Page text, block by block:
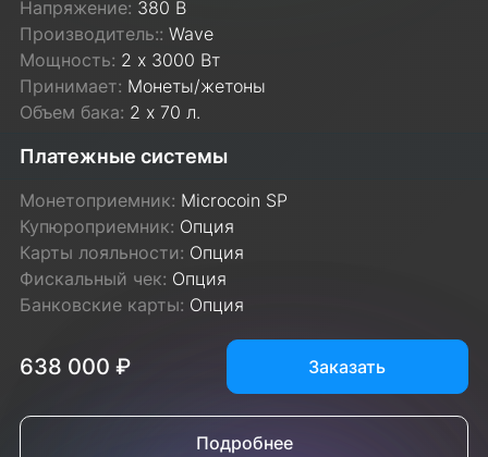
Напряжение: 380 В
Производитель::Wave
Мощность: 2 х 3000 Вт
Принимает: Монеты/жетоны
Объем бака: 2 х 70 л.
Платежные системы
Монетоприемник: Microcoin SP
Купюроприемник: Опция
Карты лояльности: Опция
Фискальный чек: Опция
Банковские карты: Опция
638 000 ₽ Заказать
Подробнее